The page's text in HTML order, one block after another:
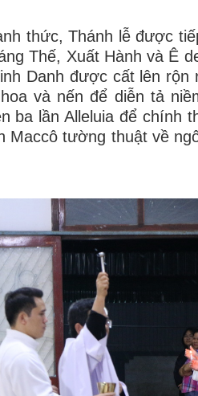
thức, Thánh lễ được
Thế, Xuất Hành và Ê
Danh được cất lên
và nến để diễn tả
ba lần Alleluia để chính
Maccô tường thuật về